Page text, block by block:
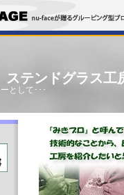
テンドグラス工
として･･･